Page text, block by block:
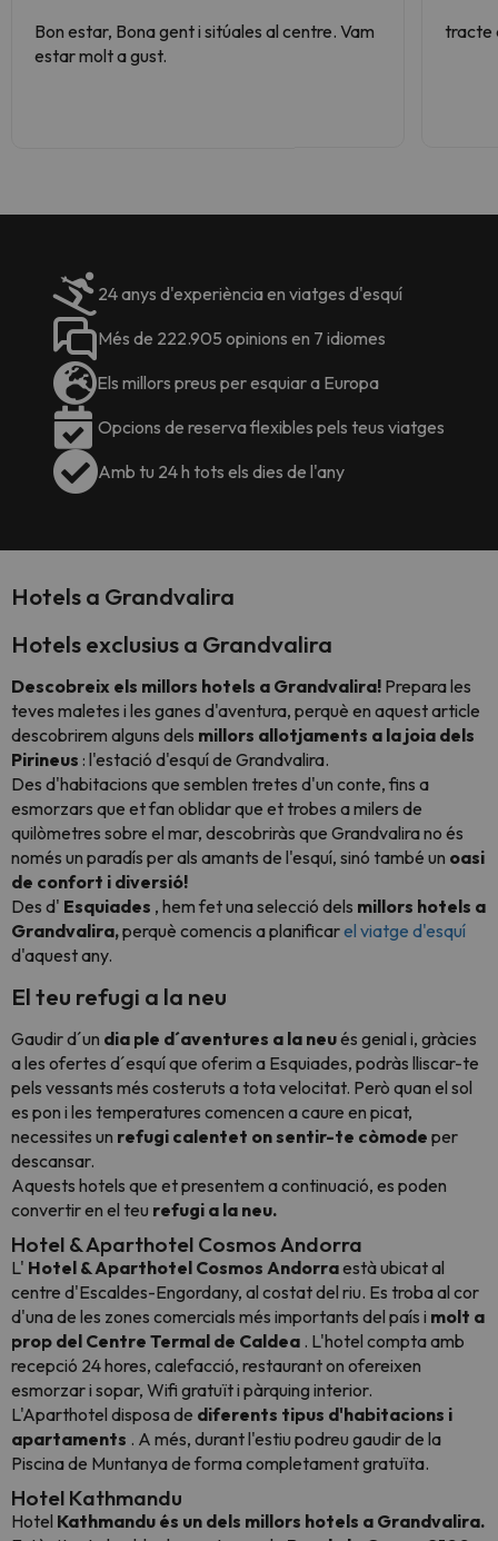
Bon estar, Bona gent i sitúales al centre. Vam
estar molt a gust.
tracte
24 anys d'experiència en viatges d'esquí
Més de 222.905 opinions en 7 idiomes
Els millors preus per esquiar a Europa
Opcions de reserva flexibles pels teus viatges
Amb tu 24 h tots els dies de l'any
Hotels a Grandvalira
Hotels exclusius a Grandvalira
Descobreix els millors hotels a Grandvalira! Prepara les
teves maletes i les ganes d'aventura, perquè en aquest article
descobrirem alguns dels millors allotjaments a la joia dels
Pirineus : l'estació d'esquí de Grandvalira.
Des d'habitacions que semblen tretes d'un conte, fins a
esmorzars que et fan oblidar que et trobes a milers de
quilòmetres sobre el mar, descobriràs que Grandvalira no és
només un paradís per als amants de l'esquí, sinó també un oasi
de confort i diversió!
Des d' Esquiades , hem fet una selecció dels millors hotels a
Grandvalira,perquè comencis a planificarel viatge d'esquí
d'aquest any.
El teu refugi a la neu
Gaudir d´un dia ple d´aventures a la neués genial i, gràcies
a les ofertes d´esquí que oferim a Esquiades, podràs lliscar-te
pels vessants més costeruts a tota velocitat. Però quan el sol
es pon i les temperatures comencen a caure en picat,
necessites un refugi calentet on sentir-te còmode per
descansar.
Aquests hotels que et presentem a continuació, es poden
convertir en el teu refugi a la neu.
Hotel & Aparthotel Cosmos Andorra
L' Hotel & Aparthotel Cosmos Andorraestà ubicat al
centre d'Escaldes-Engordany, al costat del riu. Es troba al cor
d'una de les zones comercials més importants del país i molt a
prop del Centre Termal de Caldea . L'hotel compta amb
recepció 24 hores, calefacció, restaurant on ofereixen
esmorzar i sopar, Wifi gratuït i pàrquing interior.
L'Aparthotel disposa de diferents tipus d'habitacions i
apartaments . A més, durant l'estiu podreu gaudir de la
Piscina de Muntanya de forma completament gratuïta.
Hotel Kathmandu
Hotel Kathmandu és un dels millors hotels a Grandvalira.